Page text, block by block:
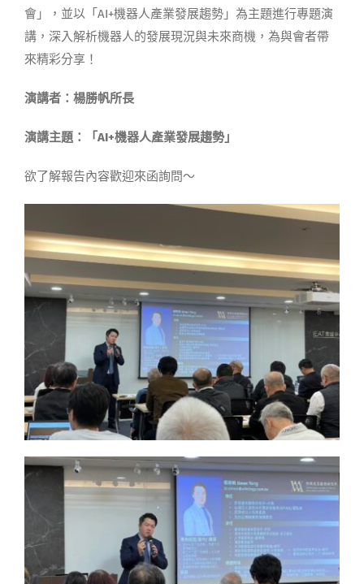
會」，並以「AI+機器人產業發展趨勢」為主題進行專題演
講，深入解析機器人的發展現況與未來商機，為與會者帶
來精彩分享！
演講者：楊勝帆所長
演講主題：「AI+機器人產業發展趨勢」
欲了解報告內容歡迎來函詢問～